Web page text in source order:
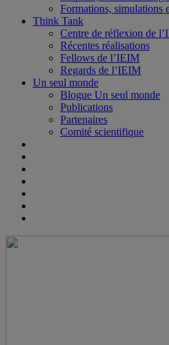
Formations, simulations
Think Tank
Centre de réflexion de
Récentes réalisations
Fellows de l’IEIM
Regards de l’IEIM
Un seul monde
Blogue Un seul monde
Publications
Partenaires
Comité scientifique